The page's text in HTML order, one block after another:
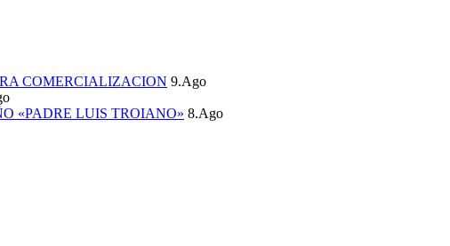
COMERCIALIZACION 9.Ago
«PADRE LUIS TROIANO» 8.Ago